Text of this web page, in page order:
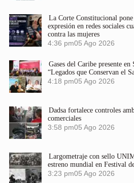
La Corte Constitucional
expresión en redes sociales
contra las mujeres
4:36 pm05 Ago 2026
Gases del Caribe presente
“Legados que Conservan el
4:18 pm05 Ago 2026
Dadsa fortalece controles
comerciales
3:58 pm05 Ago 2026
Largometraje con sello
estreno mundial en Festival
3:23 pm05 Ago 2026